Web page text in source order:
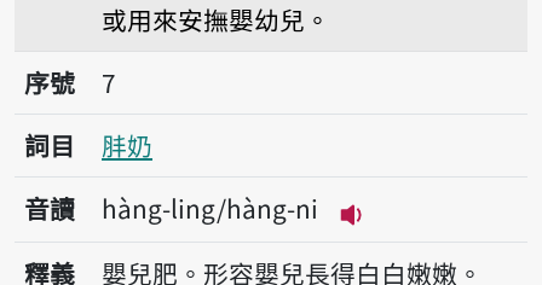
或用來安撫嬰幼兒。
序號7肨奶
序號
7
詞目
肨奶
音讀
hàng-ling/hàng-ni
播放音讀hàng-
釋義
嬰兒肥。形容嬰兒長得白白嫩嫩。